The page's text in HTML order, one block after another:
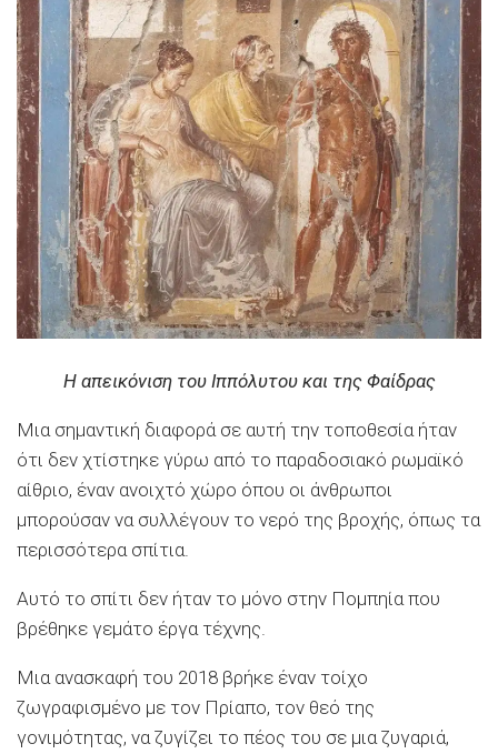
Η απεικόνιση του Ιππόλυτου και της Φαίδρας
Μια σημαντική διαφορά σε αυτή την τοποθεσία ήταν
ότι δεν χτίστηκε γύρω από το παραδοσιακό ρωμαϊκό
αίθριο, έναν ανοιχτό χώρο όπου οι άνθρωποι
μπορούσαν να συλλέγουν το νερό της βροχής, όπως τα
περισσότερα σπίτια.
Αυτό το σπίτι δεν ήταν το μόνο στην Πομπηία που
βρέθηκε γεμάτο έργα τέχνης.
Μια ανασκαφή του 2018 βρήκε έναν τοίχο
ζωγραφισμένο με τον Πρίαπο, τον θεό της
γονιμότητας, να ζυγίζει το πέος του σε μια ζυγαριά,